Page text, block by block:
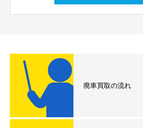
廃車買取の流れ